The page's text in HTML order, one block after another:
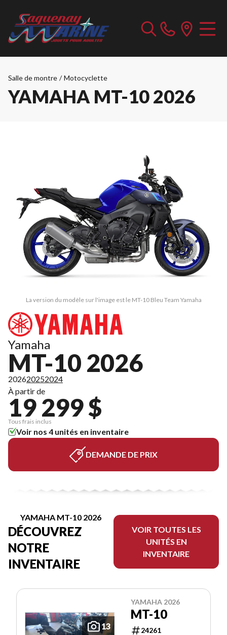
Salle de montre / Motocyclette
YAMAHA MT-10 2026
La version du modèle sur l'image est le MT-10 Bleu Team Yamaha
Yamaha
MT-10 2026
202620252024
À partir de
19 299 $
Tous frais inclus
Voir nos 4 unités en inventaire
DEMANDE DE PRIX
YAMAHA MT-10 2026
DÉCOUVREZ
NOTRE
INVENTAIRE
VOIR TOUTES LES
UNITÉS EN
INVENTAIRE
13
YAMAHA 2026
MT-10
24261